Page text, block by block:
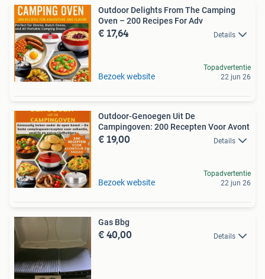
Outdoor Delights From The Camping
Oven – 200 Recipes For Adv
€ 17,64 Details
Bezoek website
Topadvertentie
22 jun 26
Outdoor-Genoegen Uit De
Campingoven: 200 Recepten Voor Avont
€ 19,00 Details
Bezoek website
Topadvertentie
22 jun 26
Gas Bbg
€ 40,00 Details